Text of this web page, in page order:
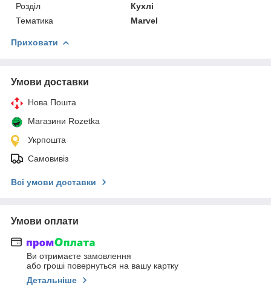
Розділ
Кухлі
Тематика
Marvel
Приховати
Умови доставки
Нова Пошта
Магазини Rozetka
Укрпошта
Самовивіз
Всі умови доставки
Умови оплати
Ви отримаєте замовлення
або гроші повернуться на вашу картку
Детальніше